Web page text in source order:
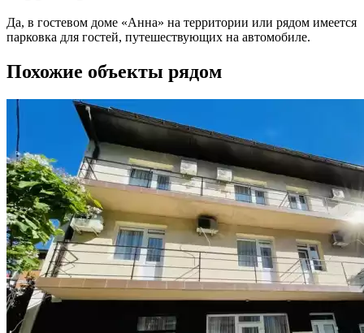
Да, в гостевом доме «Анна» на территории или рядом имеется
парковка для гостей, путешествующих на автомобиле.
Похожие объекты рядом